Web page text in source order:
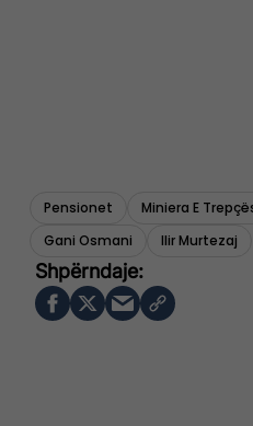
Pensionet Miniera E
Gani Osmani
Ilir Murtezaj